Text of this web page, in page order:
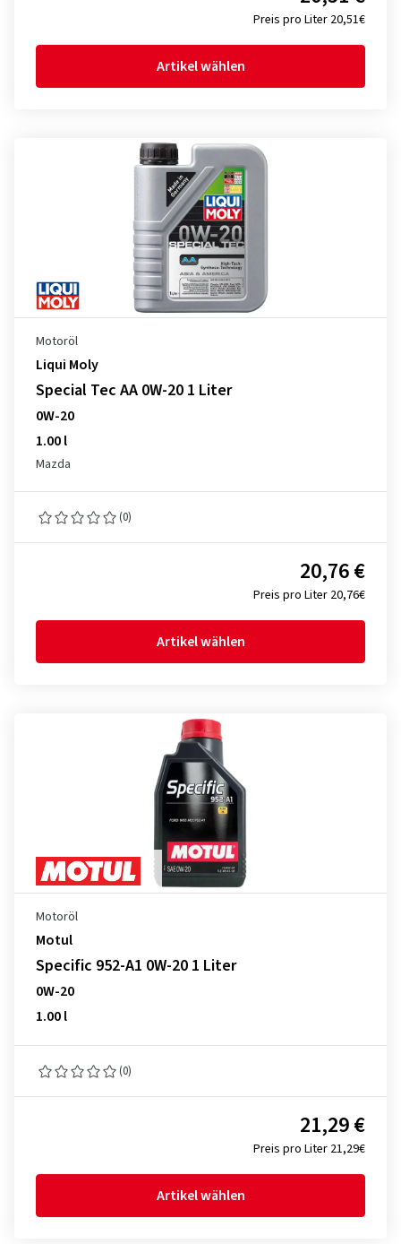
Preis pro Liter 20,51€
Artikel wählen
Motoröl
Liqui Moly
Special Tec AA 0W-20 1 Liter
0W-20
1.00 l
Mazda
(0)
Preis pro Liter 20,76€
20,76 €
Artikel wählen
Motoröl
Motul
Specific 952-A1 0W-20 1 Liter
0W-20
1.00 l
(0)
Preis pro Liter 21,29€
21,29 €
Artikel wählen